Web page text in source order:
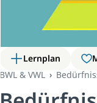
Lernplan
BWL & VWL